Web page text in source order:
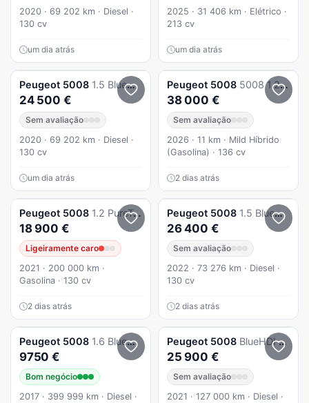
2020 · 69 202 km · Diesel ·
130 cv
um dia atrás
2025 · 31 406 km · Elétrico ·
213 cv
um dia atrás
Peugeot 5008 1.5 BlueHDi 130cv Allure EAT8
24 500 €
Sem avaliação
2020 · 69 202 km · Diesel ·
130 cv
um dia atrás
Peugeot 5008 5008 1.2 Hybrid Allure e-DCS6
38 000 €
Sem avaliação
2026 · 11 km · Mild Híbrido
(Gasolina) · 136 cv
2 dias atrás
Peugeot 5008 1.2 PureTech Allure Pack EAT8
18 900 €
Ligeiramente caro
2021 · 200 000 km ·
Gasolina · 130 cv
2 dias atrás
Peugeot 5008 1.5 BlueHDi GT Pack EAT8
26 400 €
Sem avaliação
2022 · 73 276 km · Diesel ·
130 cv
2 dias atrás
Peugeot 5008 1.6 BlueHdi
9750 €
Bom negócio
2017 · 399 999 km · Diesel ·
Peugeot 5008 BlueHDI 130 EAT8 GT
25 900 €
Sem avaliação
2021 · 127 000 km · Diesel ·